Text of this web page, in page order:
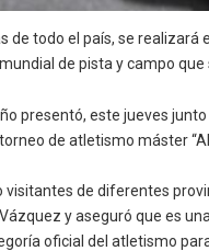
de todo el país, se
de pista y campo
presentó, este jueves
de atletismo máster
visitantes de diferentes
y aseguró que es
oficial del atletismo